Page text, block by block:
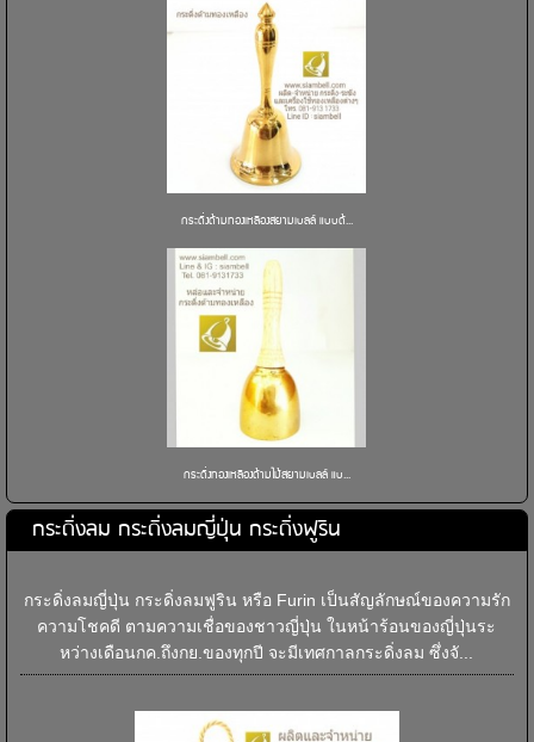
กระดิ่งด้ามทองเหลืองสยามเบลล์ แบบด้...
กระดิ่งทองเหลืองด้ามไม้สยามเบลล์ แบ...
กระดิ่งลม กระดิ่งลมญี่ปุ่น กระดิ่งฟูริน
กระดิ่งลมญี่ปุ่น กระดิ่งลมฟูริน หรือ Furin เป็นสัญลักษณ์ของความรัก
ความโชคดี ตามความเชื่อของชาวญี่ปุ่น ในหน้าร้อนของญี่ปุ่นระ
หว่างเดือนกค.ถึงกย.ของทุกปี จะมีเทศกาลกระดิ่งลม ซึ่งจั...